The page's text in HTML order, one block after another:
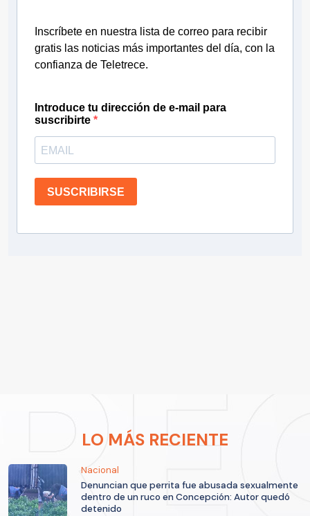
Inscríbete en nuestra lista de correo para recibir
gratis las noticias más importantes del día, con la
confianza de Teletrece.
Introduce tu dirección de e-mail para
suscribirte
SUSCRIBIRSE
LO MÁS RECIENTE
Nacional
Denuncian que perrita fue abusada sexualmente
dentro de un ruco en Concepción: Autor quedó
detenido